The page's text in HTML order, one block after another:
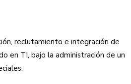
reclutamiento e integración de
en TI, bajo la administración de un